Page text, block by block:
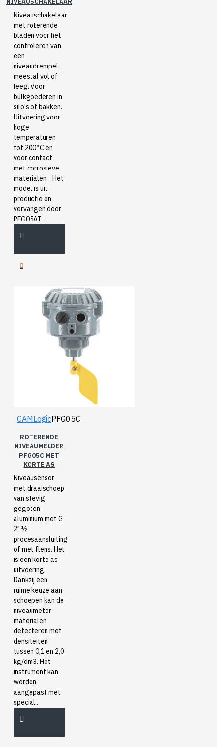
NIVEAUSCHAKELAAR
Niveauschakelaar
met roterende
bladen voor het
controleren van
een
niveaudrempel,
meestal vol of
leeg. Voor
bulkgoederen in
silo's of bakken.
Uitvoering voor
hoge
temperaturen
tot 200°C en
voor contact
met corrosieve
materialen. Het
model is uit
productie en
vervangen door
PFG05AT ..
CAMLogicPFG05C
ROTERENDE
NIVEAUMELDER
PFG05C MET
KORTE AS
Niveausensor
met draaischoep
van stevig
gegoten
aluminium met G
2" ½
procesaansluiting
of met flens. Het
is een korte as
uitvoering.
Dankzij een
ruime keuze aan
schoepen kan de
niveaumeter
materialen
detecteren met
densiteiten
tussen 0,1 en 2,0
kg/dm3. Het
instrument kan
worden
aangepast met
special..